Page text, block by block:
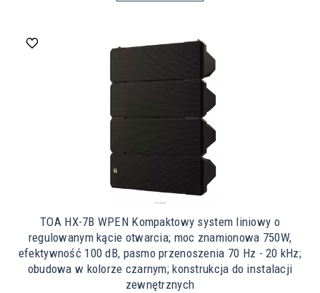
TOA HX-7B WPEN Kompaktowy system liniowy o
regulowanym kącie otwarcia; moc znamionowa 750W,
efektywność 100 dB, pasmo przenoszenia 70 Hz - 20 kHz;
obudowa w kolorze czarnym; konstrukcja do instalacji
zewnętrznych